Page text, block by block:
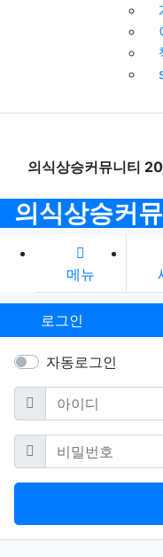
의식상승커뮤니티
의식상승커
메뉴
로그인
자동로그인
아이디
필수
비밀번호필수